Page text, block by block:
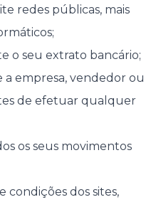
redes públicas, mais
o seu extrato bancário;
a empresa, vendedor ou
de efetuar qualquer
os seus movimentos
condições dos sites,